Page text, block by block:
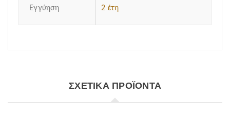
Εγγύηση 2 έτη
ΣΧΕΤΙΚΆ ΠΡΟΪΌΝΤΑ